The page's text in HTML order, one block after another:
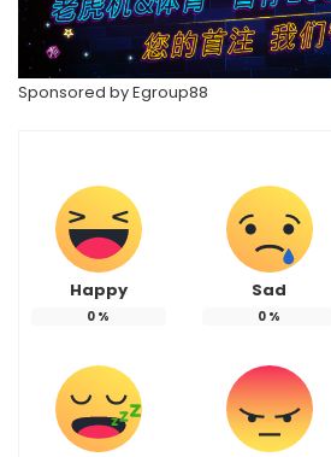
Sponsored byEgroup88
Happy
0 %
Sad
0 %